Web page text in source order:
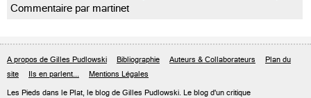
Commentaire par martinet
A propos de Gilles Pudlowski Bibliographie Auteurs & Collaborateurs
Plan du
site
Ils en parlent... Mentions Légales
Les Pieds dans le Plat, le blog de Gilles Pudlowski. Le blog d'un critique